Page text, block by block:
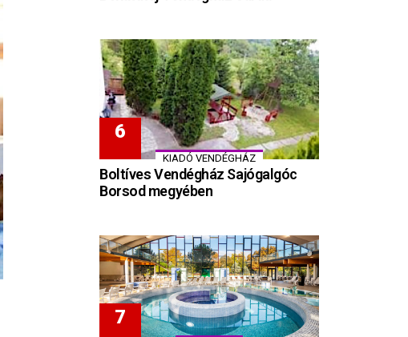
KIADÓ VENDÉGHÁZ
Boltíves Vendégház Sajógalgóc
Borsod megyében